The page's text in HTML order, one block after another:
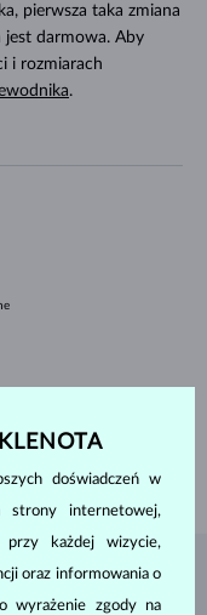
pierwsza taka zmiana
darmowa. Aby
i rozmiarach
.
KLENOTA
doświadczeń w
strony internetowej,
przy każdej wizycie,
oraz informowania o
wyrażenie zgody na